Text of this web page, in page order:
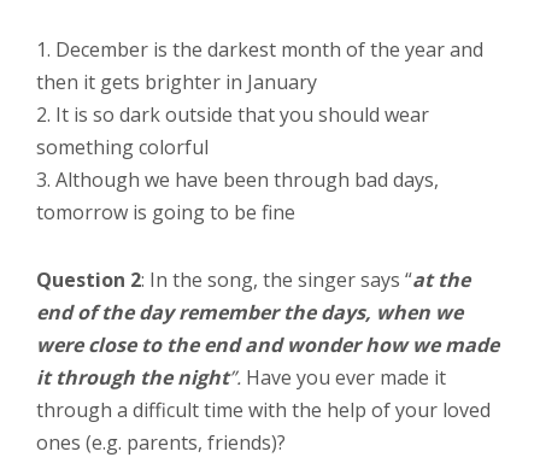
1. December is the darkest month of the year and
then it gets brighter in January
2. It is so dark outside that you should wear
something colorful
3. Although we have been through bad days,
tomorrow is going to be fine
Question 2: In the song, the singer says “at the
end of the day remember the days, when we
were close to the end and wonder how we made
it through the night”. Have you ever made it
through a difficult time with the help of your loved
ones (e.g. parents, friends)?